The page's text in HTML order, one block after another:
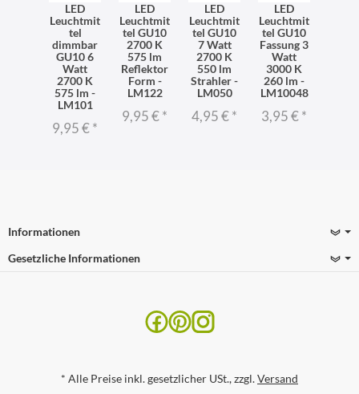
LED
Leuchtmit
tel
dimmbar
GU10 6
Watt
2700 K
575 lm -
LM101
9,95 €*
LED
Leuchtmit
tel GU10
2700 K
575 lm
Reflektor
Form -
LM122
9,95 €*
LED
Leuchtmit
tel GU10
7 Watt
2700 K
550 lm
Strahler -
LM050
4,95 €*
LED
Leuchtmit
tel GU10
Fassung 3
Watt
3000 K
260 lm -
LM10048
3,95 €*
Informationen
Gesetzliche Informationen
* Alle Preise inkl. gesetzlicher USt., zzgl.Versand